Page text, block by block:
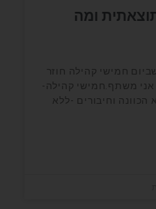
ומה
חמישי קהילה חוזר
אני משתף.חמישי קהילה-
הכוונה וחיבורים -ללא